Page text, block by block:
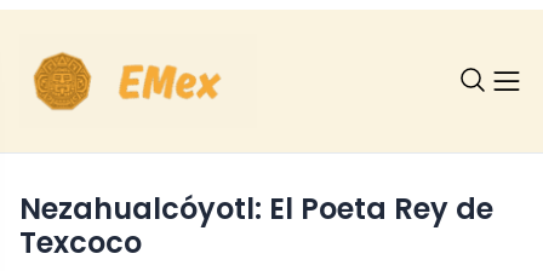
Nezahualcóyotl: El Poeta Rey de
Texcoco